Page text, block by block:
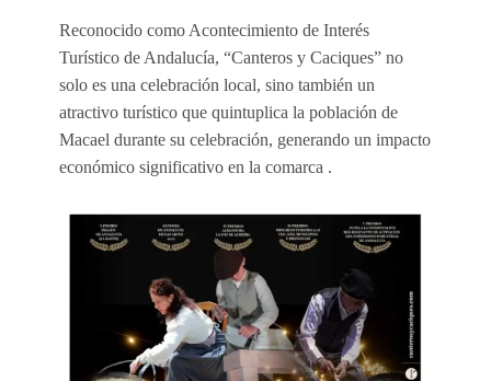
Reconocido como Acontecimiento de Interés
Turístico de Andalucía, “Canteros y Caciques” no
solo es una celebración local, sino también un
atractivo turístico que quintuplica la población de
Macael durante su celebración, generando un impacto
económico significativo en la comarca .